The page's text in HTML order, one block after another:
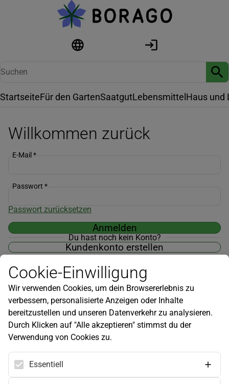
StartseiteFür den GartenSaatgutLebensmittel Haus und
Willkommen zurück
E-Mail *
Passwort *
Passwort zurücksetzen
Anmelden
Du hast noch kein Konto?
Kundenkonto erstellen
Newsletter
Infos zu neuen Produkten, Gartentipps und mehr findest du in
unserem Newsletter!
Jetzt anmelden
Hilfe
Cookie-Einwilligung
Wir verwenden Cookies, um dein Browsererlebnis zu
verbessern, personalisierte Anzeigen oder Inhalte
bereitzustellen und unseren Datenverkehr zu analysieren.
Durch Klicken auf "Alle akzeptieren" stimmst du der
Verwendung von Cookies zu.
Essentiell